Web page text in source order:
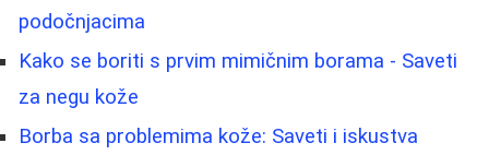
podočnjacima
Kako se boriti s prvim mimičnim borama - Saveti
za negu kože
Borba sa problemima kože: Saveti i iskustva